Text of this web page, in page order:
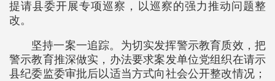
提请县委开展专项巡察，以巡察的强力推动问题整
改。
坚持一案一追踪。为切实发挥警示教育质效，把
警示教育推深做实，办法要求案发单位党组织在请示
县纪委监委审批后以适当方式向社会公开整改情况；